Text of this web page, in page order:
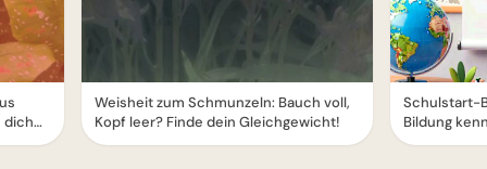
dich
Weisheit zum Schmunzeln: Bauch voll,
Kopf leer? Finde dein Gleichgewicht!
Schulstart-
Bildung